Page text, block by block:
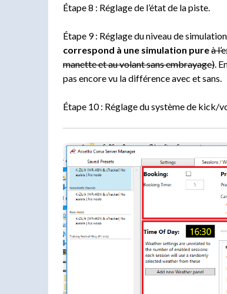
Étape 8 : Réglage de l’état de la piste.
Étape 9 : Réglage du niveau de
correspond à une simulation pureà
manette et au volant sans embrayage) .
pas encore vu la différence avec et sans.
Étape 10 : Réglage du système de kick/